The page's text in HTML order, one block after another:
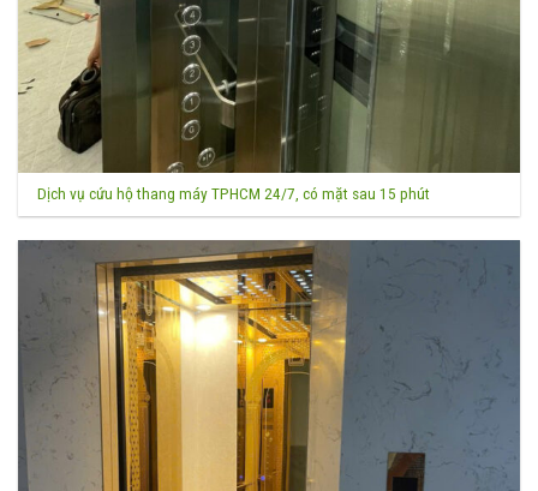
Dịch vụ cứu hộ thang máy TPHCM 24/7, có mặt sau 15 phút